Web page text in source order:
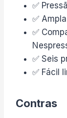
✅
✅
✅
✅ Seis
✅ Fácil
Contras